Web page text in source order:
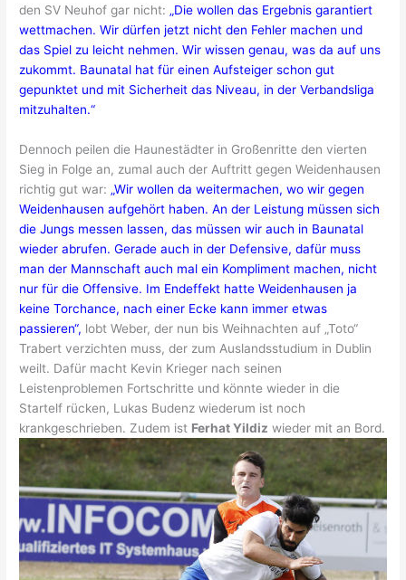
den SV Neuhof gar nicht: „Die wollen das Ergebnis garantiert
wettmachen. Wir dürfen jetzt nicht den Fehler machen und
das Spiel zu leicht nehmen. Wir wissen genau, was da auf uns
zukommt. Baunatal hat für einen Aufsteiger schon gut
gepunktet und mit Sicherheit das Niveau, in der Verbandsliga
mitzuhalten.“
Dennoch peilen die Haunestädter in Großenritte den vierten
Sieg in Folge an, zumal auch der Auftritt gegen Weidenhausen
richtig gut war: „Wir wollen da weitermachen, wo wir gegen
Weidenhausen aufgehört haben. An der Leistung müssen sich
die Jungs messen lassen, das müssen wir auch in Baunatal
wieder abrufen. Gerade auch in der Defensive, dafür muss
man der Mannschaft auch mal ein Kompliment machen, nicht
nur für die Offensive. Im Endeffekt hatte Weidenhausen ja
keine Torchance, nach einer Ecke kann immer etwas
passieren“, lobt Weber, der nun bis Weihnachten auf „Toto“
Trabert verzichten muss, der zum Auslandsstudium in Dublin
weilt. Dafür macht Kevin Krieger nach seinen
Leistenproblemen Fortschritte und könnte wieder in die
Startelf rücken, Lukas Budenz wiederum ist noch
krankgeschrieben. Zudem ist Ferhat Yildiz wieder mit an Bord.